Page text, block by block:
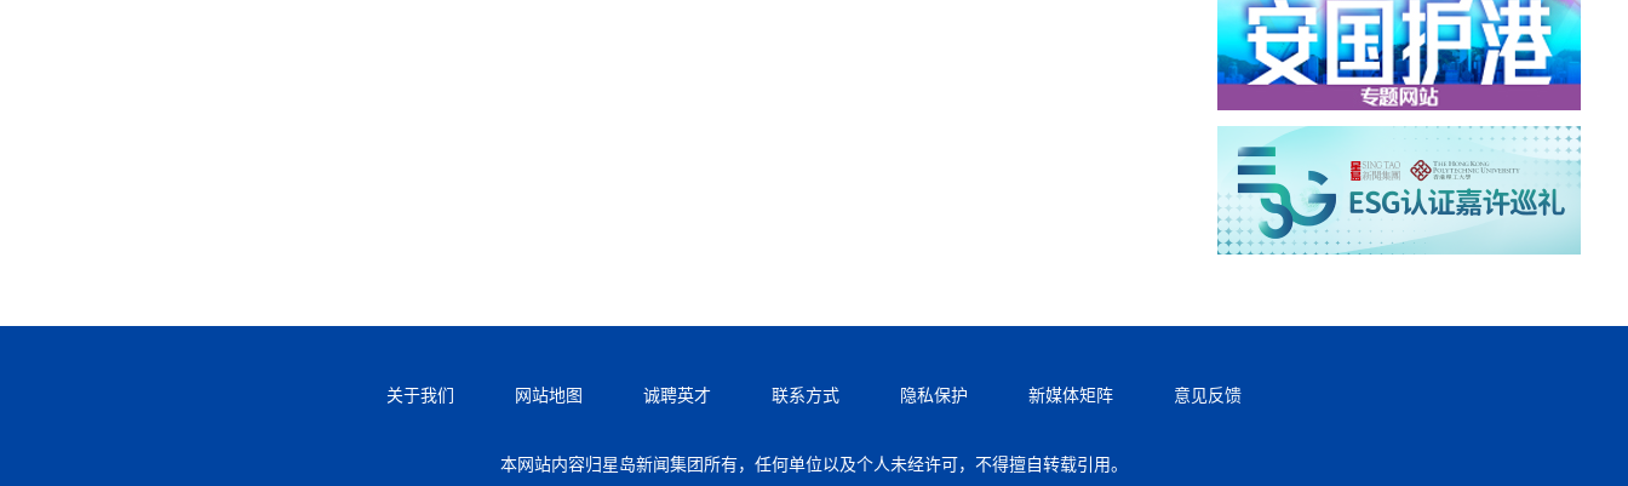
关于我们 网站地图 诚聘英才 联系方式 隐私保护 新媒体矩阵 意见反馈
本网站内容归星岛新闻集团所有，任何单位以及个人未经许可，不得擅自转载引用。